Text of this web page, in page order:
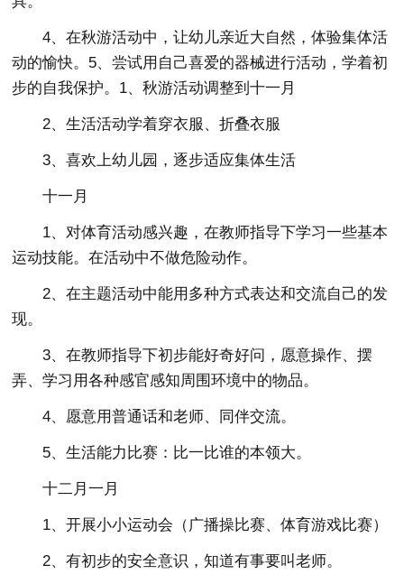
4、在秋游活动中，让幼儿亲近大自然，体验集体活
动的愉快。5、尝试用自己喜爱的器械进行活动，学着初
步的自我保护。1、秋游活动调整到十一月
2、生活活动学着穿衣服、折叠衣服
3、喜欢上幼儿园，逐步适应集体生活
十一月
1、对体育活动感兴趣，在教师指导下学习一些基本
运动技能。在活动中不做危险动作。
2、在主题活动中能用多种方式表达和交流自己的发
现。
3、在教师指导下初步能好奇好问，愿意操作、摆
弄、学习用各种感官感知周围环境中的物品。
4、愿意用普通话和老师、同伴交流。
5、生活能力比赛：比一比谁的本领大。
十二月一月
1、开展小小运动会（广播操比赛、体育游戏比赛）
2、有初步的安全意识，知道有事要叫老师。